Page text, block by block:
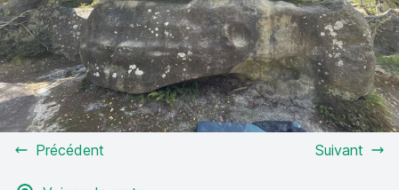
Précédent Suivant